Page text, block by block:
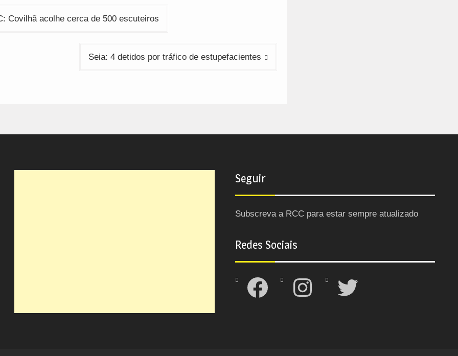
Covilhã acolhe cerca de 500 escuteiros
Seia: 4 detidos por tráfico de estupefacientes
Seguir
Subscreva a RCC para estar sempre atualizado
Redes Sociais
Facebook Instagram Twitter